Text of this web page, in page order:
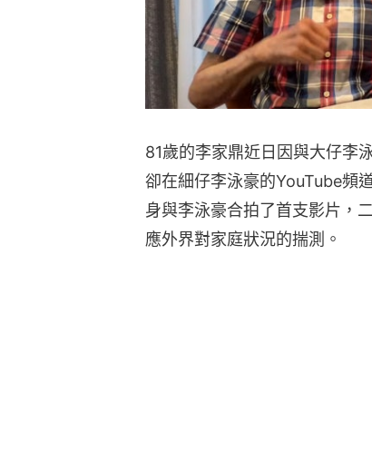
81歲的李家鼎近日因與大仔李
卻在細仔李泳豪的YouTube頻
身與李泳豪合拍了首支影片，
應外界對家庭狀況的揣測。